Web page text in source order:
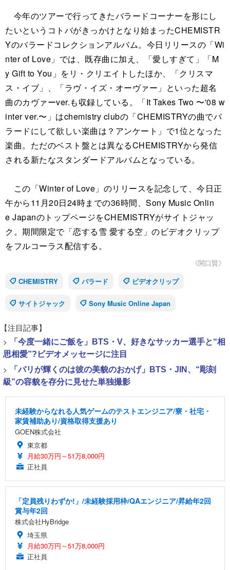
今年のツアーで行ってきたバラードコーナーを形にし
たいというコトバがきっかけとなり始まったCHEMISTR
Yのバラードコレクションアルバム。今日リリースの「Wi
nter of Love」では、既存曲に加え、「愛しすぎて」「M
y Gift to You」をリ・クリエイトしたほか、「クリスマ
ス・イブ」、「ラヴ・イズ・オーヴァー」といった超名
曲のカヴァーver.も収録している。「It Takes Two 〜'08 w
inter ver.〜」はchemistry clubの「CHEMISTRYの曲でバ
ラードにして欲しい楽曲は？アンケート」で1位となった
楽曲。ただのベスト盤とは異なるCHEMISTRYから発信
される新たなスタンダードアルバムとなっている。
この「Winter of Love」のリリースを記念して、今日正
午から11月20日24時までの36時間、Sony Music Onlin
e JapanのトップページをCHEMISTRYがサイトジャッ
ク。期間限定で「恋する雪 愛する空」のビデオクリップ
をフルコーラス配信する。
《関口賢》
CHEMISTRY
バラード ビデオクリップ
サイトジャック Sony Music Online Japan
【注目記事】
>
「今度一緒にご飯を」BTS・V、好きなサッカー選手と“相
思相愛”?ビデオメッセージに注目
>
「パリが輝くのは彼の美貌のおかげ」BTS・JIN、“彫刻
級”の容貌を存分に見せた単独撮影
未経験からなれる人気ゲームのテストエンジニア/寮・社宅・
家賃補助あり/資格取得支援あり
GOEN株式会社
東京都
月給30万円～51万8,000円
正社員
「定員残りわずか!」/未経験採用枠/QAエンジニア/昇給年2回
賞与年2回
株式会社HyBridge
埼玉県
月給30万円～51万8,000円
正社員